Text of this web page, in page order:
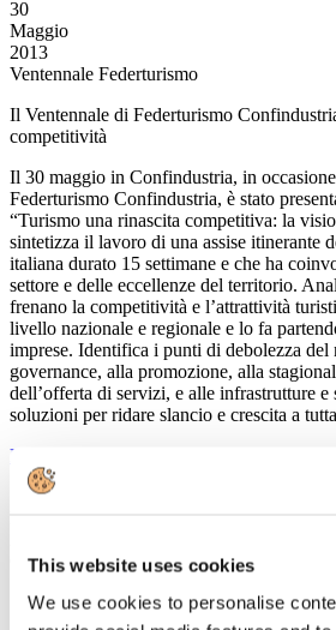
This website uses cookies
We use cookies to personalise
30
Maggio
2013
Ventennale Federturismo
Il Ventennale di Federturismo
competitività
Il 30 maggio in Confindustria, in
Federturismo Confindustria, è stato
“Turismo una rinascita competitiva: la
sintetizza il lavoro di una assise itinerante
italiana durato 15 settimane e che ha
settore e delle eccellenze del territorio.
frenano la competitività e l’attrattività
livello nazionale e regionale e lo fa
imprese. Identifica i punti di debolezza del
governance, alla promozione, alla
dell’offerta di servizi, e alle infrastrutture e
soluzioni per ridare slancio e crescita a
Leggi tutto...
Confindustria Nord Sardegna
Seminario sul turismo